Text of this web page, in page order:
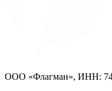
ООО «Флагман», ИНН: